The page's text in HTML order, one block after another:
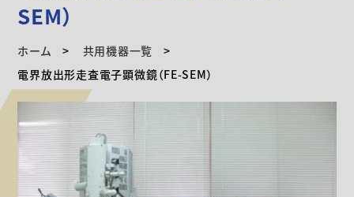
SEM）
ホーム
共用機器一覧
電界放出形走査電子顕微鏡（FE-SEM）